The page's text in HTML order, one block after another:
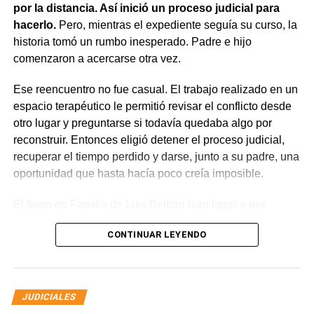
El fallo aclaró que el archivo de la causa
contravencional no impide que el dueño del perro
lesionado reclame por la vía civil una indemnización
por los daños que considere haber sufrido.
por la distancia. Así inició un proceso judicial para
hacerlo.Pero, mientras el expediente seguía su curso, la
historia tomó un rumbo inesperado. Padre e hijo
comenzaron a acercarse otra vez.
Ese reencuentro no fue casual. El trabajo realizado en un
espacio terapéutico le permitió revisar el conflicto desde
otro lugar y preguntarse si todavía quedaba algo por
reconstruir. Entonces eligió detener el proceso judicial,
recuperar el tiempo perdido y darse, junto a su padre, una
oportunidad que hasta hacía poco creía imposible.
pedido, declaró concluido el proceso por desistimiento y
ordenó el archivo de las actuaciones. La jueza consideró
la legislación para poner fin al expediente.
El joven había promovido la acción para solicitar la
CONTINUAR LEYENDO
JUDICIALES